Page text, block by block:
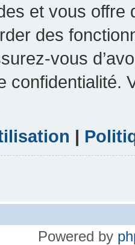
et vous offre
des
vous
confidentialité.
|
Powered by